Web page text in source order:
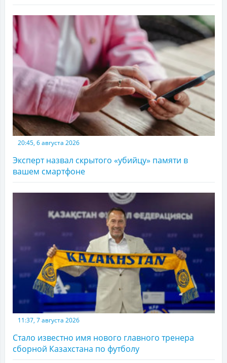
20:45, 6 августа 2026
Эксперт назвал скрытого «убийцу» памяти в
вашем смартфоне
11:37, 7 августа 2026
Стало известно имя нового главного тренера
сборной Казахстана по футболу